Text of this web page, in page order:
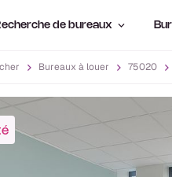
de bureaux
Bureaux à louer 75020